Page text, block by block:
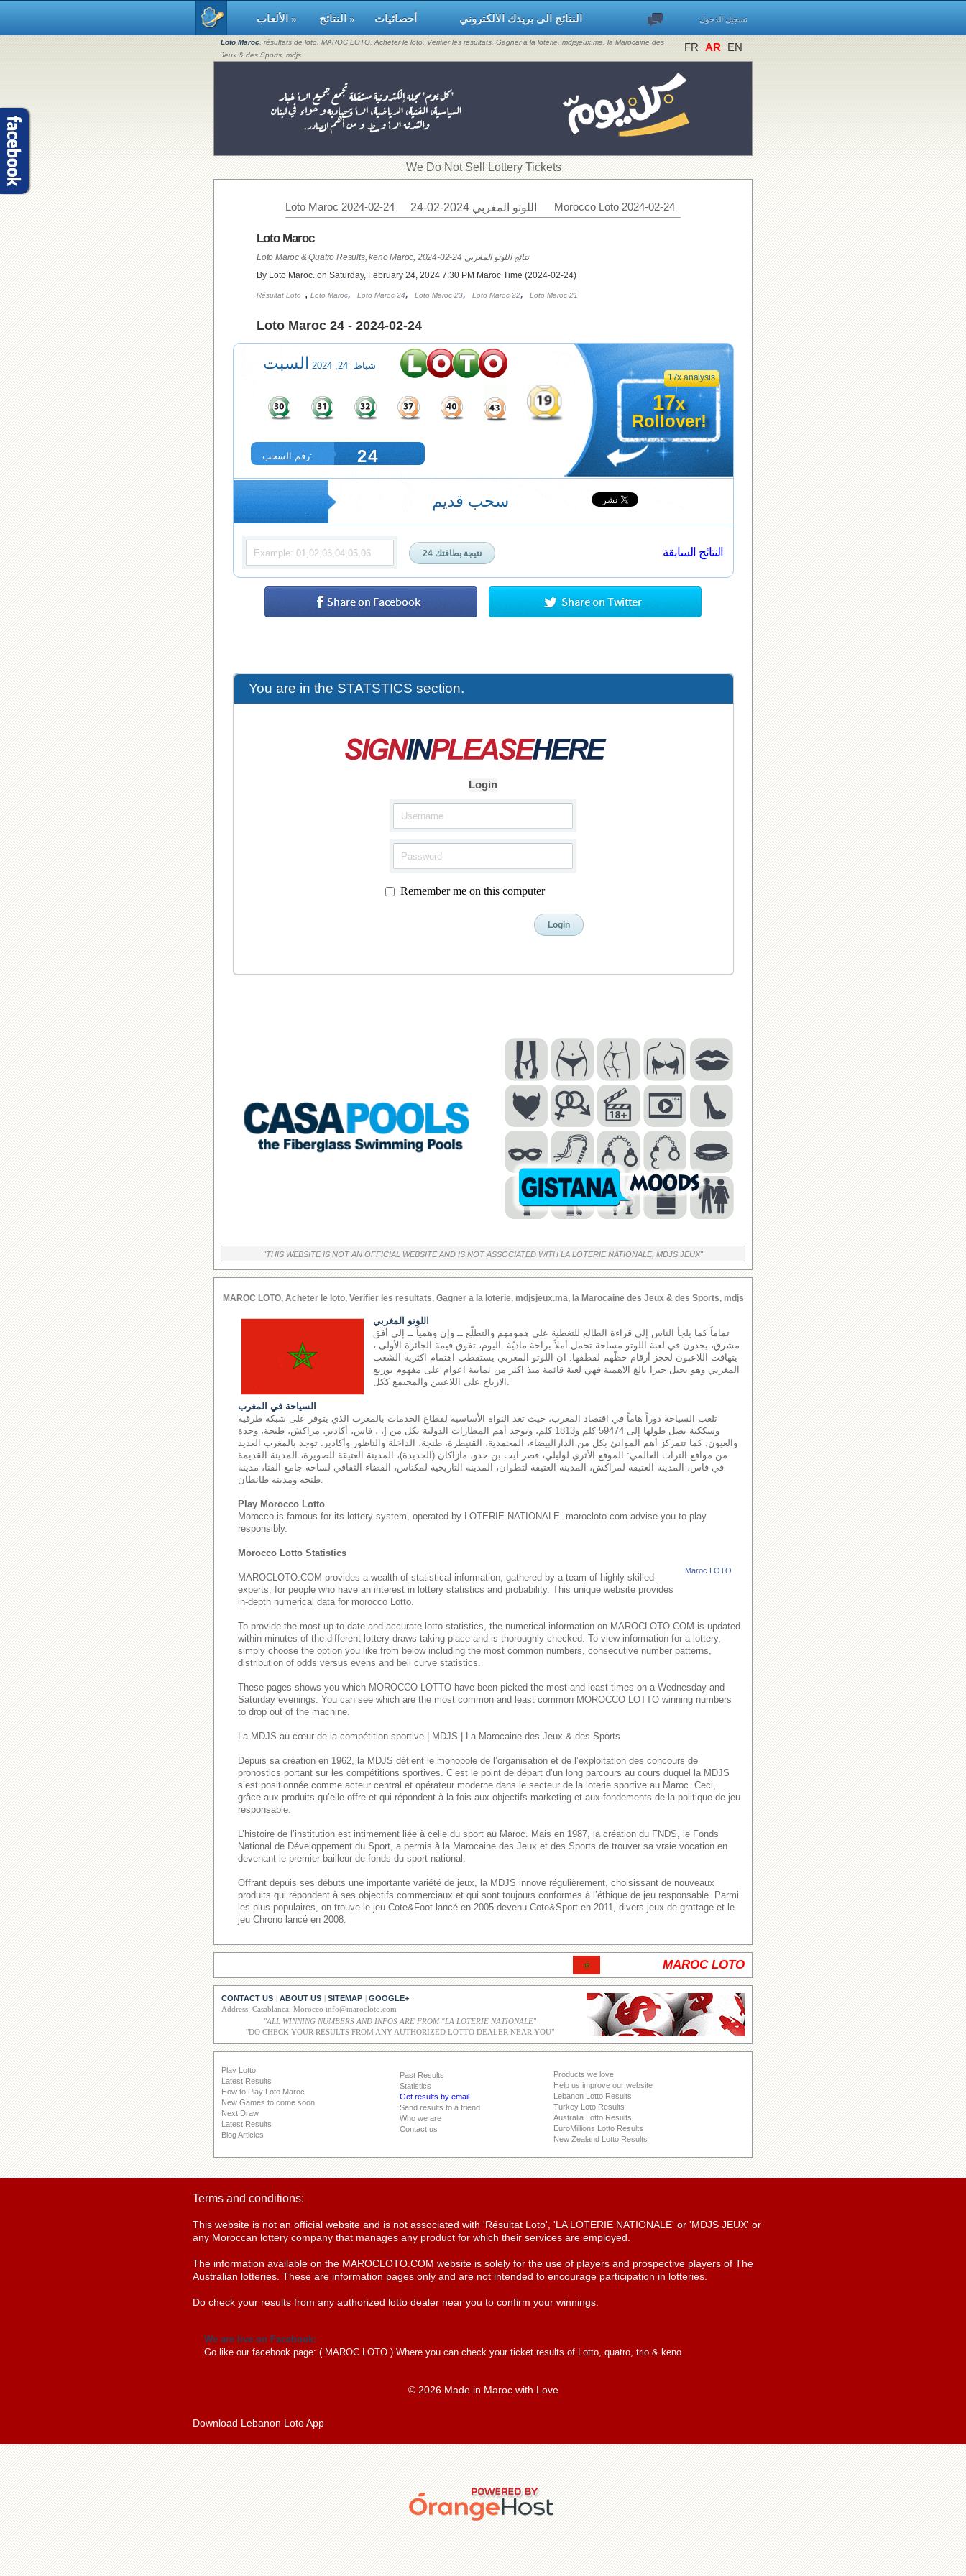
الألعاب » النتائج » النتائج الى بريدك الالكتروني تسجيل الدخول
Loto Maroc , résultats de loto, MAROC LOTO, Acheter le loto, Verifier les resultats, Gagner a la loterie, mdjsjeux.ma, la Marocaine des
Jeux & des Sports, mdjs
FR AR EN
​We Do Not Sell Lottery Tickets
Loto Maroc 2024-02-24 اللوتو المغربي 2024-02-24 Morocco Loto 2024-02-24
Loto Maroc
Loto Maroc & Quatro Results, keno Maroc, 2024-02-24 نتائج اللوتو المغربي
By Loto Maroc. on Saturday, February 24, 2024 7:30 PM Maroc Time (2024-02-24)
Résultat Loto , Loto Maroc, Loto Maroc 24, Loto Maroc 23, Loto Maroc 22, Loto Maroc 21
Loto Maroc 24 - 2024-02-24
شباط 24, 2024 السبت
17x
Rollover!
17x analysis
رقم السحب: 24
سحب قديم
النتائج السابقة
You are in the STATSTICS section.
Login
Remember me on this computer
"THIS WEBSITE IS NOT AN OFFICIAL WEBSITE AND IS NOT ASSOCIATED WITH LA LOTERIE NATIONALE, MDJS JEUX"
MAROC LOTO, Acheter le loto, Verifier les resultats, Gagner a la loterie, mdjsjeux.ma, la Marocaine des Jeux & des Sports, mdjs
اللوتو المغربي
تماماً كما يلجأ الناس إلى قراءة الطالع للتغطية على همومهم والتطلّع ــ وإن وهمياً ــ إلى أفق
مشرق، يجدون في لعبة اللوتو مساحة تحمل أملاً براحة ماديّة. اليوم، تفوق قيمة الجائزة الأولى ،
يتهافت اللاعبون لحجز أرقام حظّهم لقطفها. ان اللوتو المغربي يستقطب اهتمام اكثرية الشغب
المغربي وهو يحتل حيزا بالغ الاهمية فهي لعبة قائمة منذ اكثر من ثمانية اعوام على مفهوم توزيع
الارباح على اللاعبين والمجتمع ككل.
السياحة في المغرب
تلعب السياحة دوراً هاماً في اقتصاد المغرب، حيث تعد النواة الأساسية لقطاع الخدمات بالمغرب الذي يتوفر على شبكة طرقية
وسككية يصل طولها إلى 59474 كلم و1813 كلم، وتوجد أهم المطارات الدولية بكل من [، ، فاس، أكادير، مراكش، طنجة، وجدة
والعيون. كما تتمركز أهم الموانئ بكل من الدارالبيضاء، المحمدية، القنيطرة، طنجة، الداخلة والناظور وأكادير. توجد بالمغرب العديد
من مواقع التراث العالمي: الموقع الأثري لوليلي، قصر آيت بن حدو، مازاكان (الجديدة)، المدينة العتيقة للصويرة، المدينة القديمة
في فاس، المدينة العتيقة لمراكش، المدينة العتيقة لتطوان، المدينة التاريخية لمكناس، الفضاء الثقافي لساحة جامع الفنا، مدينة
طنجة ومدينة طانطان.
Play Morocco Lotto
Morocco is famous for its lottery system, operated by LOTERIE NATIONALE. marocloto.com advise you to play
responsibly.
Morocco Lotto Statistics
Maroc LOTO
MAROCLOTO.COM provides a wealth of statistical information, gathered by a team of highly skilled
experts, for people who have an interest in lottery statistics and probability. This unique website provides
in-depth numerical data for morocco Lotto.
To provide the most up-to-date and accurate lotto statistics, the numerical information on MAROCLOTO.COM is updated
within minutes of the different lottery draws taking place and is thoroughly checked. To view information for a lottery,
simply choose the option you like from below including the most common numbers, consecutive number patterns,
distribution of odds versus evens and bell curve statistics.
These pages shows you which MOROCCO LOTTO have been picked the most and least times on a Wednesday and
Saturday evenings. You can see which are the most common and least common MOROCCO LOTTO winning numbers
to drop out of the machine.
La MDJS au cœur de la compétition sportive | MDJS | La Marocaine des Jeux & des Sports
Depuis sa création en 1962, la MDJS détient le monopole de l’organisation et de l’exploitation des concours de
pronostics portant sur les compétitions sportives. C’est le point de départ d’un long parcours au cours duquel la MDJS
s’est positionnée comme acteur central et opérateur moderne dans le secteur de la loterie sportive au Maroc. Ceci,
grâce aux produits qu’elle offre et qui répondent à la fois aux objectifs marketing et aux fondements de la politique de jeu
responsable.
L’histoire de l’institution est intimement liée à celle du sport au Maroc. Mais en 1987, la création du FNDS, le Fonds
National de Développement du Sport, a permis à la Marocaine des Jeux et des Sports de trouver sa vraie vocation en
devenant le premier bailleur de fonds du sport national.
Offrant depuis ses débuts une importante variété de jeux, la MDJS innove régulièrement, choisissant de nouveaux
produits qui répondent à ses objectifs commerciaux et qui sont toujours conformes à l’éthique de jeu responsable. Parmi
les plus populaires, on trouve le jeu Cote&Foot lancé en 2005 devenu Cote&Sport en 2011, divers jeux de grattage et le
jeu Chrono lancé en 2008.
MAROC LOTO
CONTACT US ABOUT US SITEMAP GOOGLE+
Address: Casablanca, Morocco info@marocloto.com
"ALL WINNING NUMBERS AND INFOS ARE FROM "LA LOTERIE NATIONALE"
"DO CHECK YOUR RESULTS FROM ANY AUTHORIZED LOTTO DEALER NEAR YOU"
Play Lotto
Latest Results
How to Play Loto Maroc
New Games to come soon
Next Draw
Latest Results
Blog Articles
Past Results
Statistics
Get results by email
Send results to a friend
Who we are
Contact us
Products we love
Help us improve our website
Lebanon Lotto Results
Turkey Loto Results
Australia Lotto Results
EuroMillions Lotto Results
New Zealand Lotto Results
Terms and conditions:
This website is not an official website and is not associated with 'Résultat Loto', 'LA LOTERIE NATIONALE' or 'MDJS JEUX' or
any Moroccan lottery company that manages any product for which their services are employed.
The information available on the MAROCLOTO.COM website is solely for the use of players and prospective players of The
Australian lotteries. These are information pages only and are not intended to encourage participation in lotteries.
Do check your results from any authorized lotto dealer near you to confirm your winnings.
We are live on Facebook:
Go like our facebook page: ( MAROC LOTO ) Where you can check your ticket results of Lotto, quatro, trio & keno.
© 2026 Made in Maroc with Love
Download Lebanon Loto App